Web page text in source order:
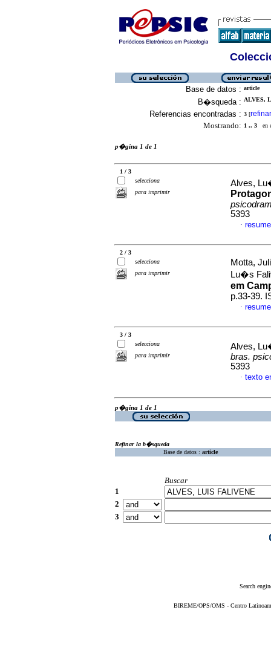
Base de datos : article
B�squeda : ALVES,
Referencias encontradas : 3 [refinar
Mostrando: 1 .. 3 en
p�gina 1 de 1
1 / 3
selecciona
para imprimir
Alves,
5393
·
2 / 3
selecciona
para imprimir
Motta,
Lu�s
em
p.33-39.
·
3 / 3
selecciona
para imprimir
Alves,
bras.
5393
· texto
p�gina 1 de 1
Refinar la b�squeda
Base de datos : article
Buscar
1
2
3
Search
BIREME/OPS/OMS - Centro